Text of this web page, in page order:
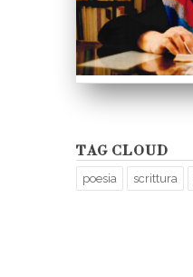
TAG CLOUD
poesia scrittura